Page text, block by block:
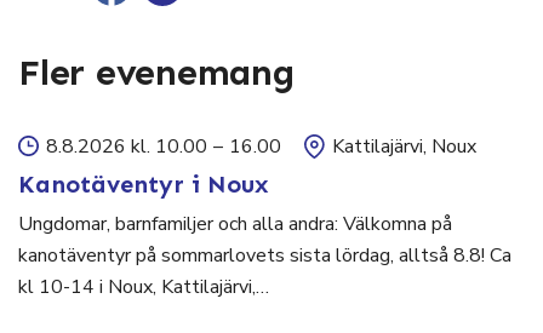
Fler evenemang
8.8.2026 kl. 10.00 – 16.00 Kattilajärvi, Noux
Kanotäventyr i Noux
Ungdomar, barnfamiljer och alla andra: Välkomna på
kanotäventyr på sommarlovets sista lördag, alltså 8.8! Ca
kl 10-14 i Noux, Kattilajärvi,…